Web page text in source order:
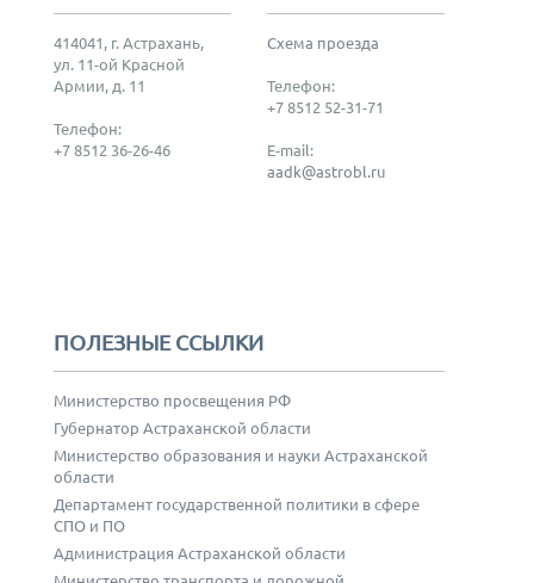
414041, г. Астрахань,
ул. 11-ой Красной
Армии, д. 11
Телефон:
+7 8512 36-26-46
Схема проезда
Телефон:
+7 8512 52-31-71
E-mail:
aadk@astrobl.ru
ПОЛЕЗНЫЕ ССЫЛКИ
Министерство просвещения РФ
Губернатор Астраханской области
Министерство образования и науки Астраханской
области
Департамент государственной политики в сфере
СПО и ПО
Администрация Астраханской области